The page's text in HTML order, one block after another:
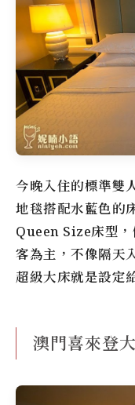
今晚入住的標準雙
地毯搭配水藍色的
Queen Size床型
客為主，不像隔天
超級大床就是設定
澳門喜來登